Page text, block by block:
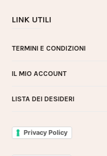
LINK UTILI
TERMINI E CONDIZIONI
IL MIO ACCOUNT
LISTA DEI DESIDERI
Privacy Policy